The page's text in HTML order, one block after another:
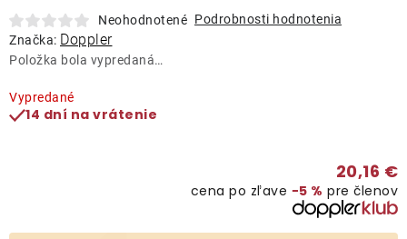
Doplnky
Dáždniky
Kolekcia
Neohodnotené Podrobnosti hodnotenia
Značka: Doppler
Položka bola vypredaná…
Vypredané
14 dní na vrátenie
20,16 €
cena po zľave −5 % pre členov